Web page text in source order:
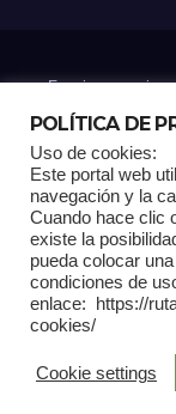
Funciona gracias
Home Análisis
Multimedia
POLÍTICA DE
Uso de cookies:
Este portal web
navegación y la
Cuando hace clic
existe la
pueda colocar
condiciones de
enlace: https://
cookies/
Cookie settings